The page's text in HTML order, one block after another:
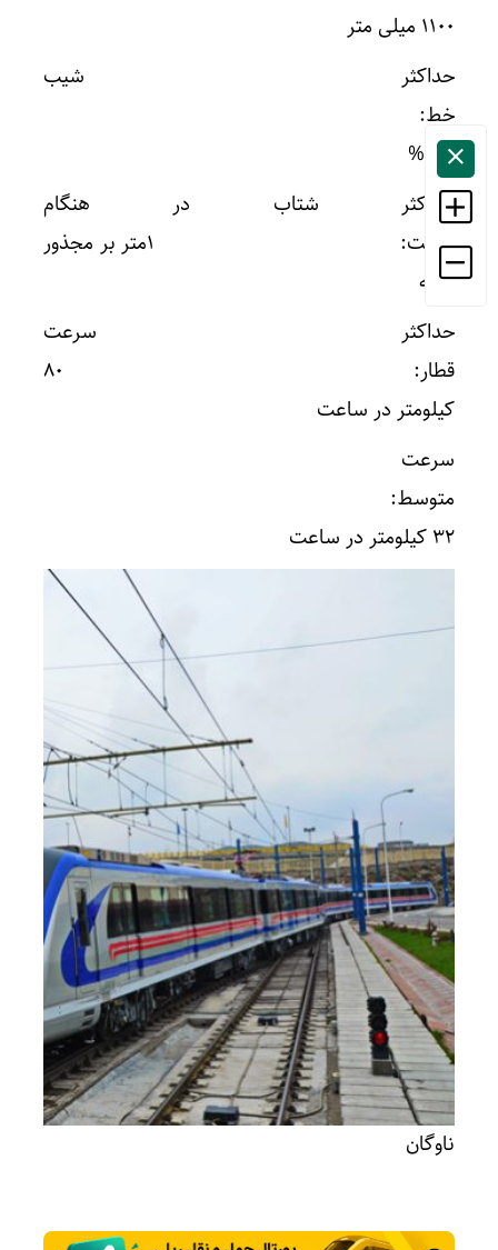
۱۱۰۰ میلی متر
حداکثر شیب
خط:
۴/۸%
حداکثر شتاب در هنگام
حرکت: ۱متر بر مجذور
ثانیه
حداکثر سرعت
قطار: ۸۰
کیلومتر در ساعت
سرعت
متوسط:
۳۲ کیلومتر در ساعت
ناوگان